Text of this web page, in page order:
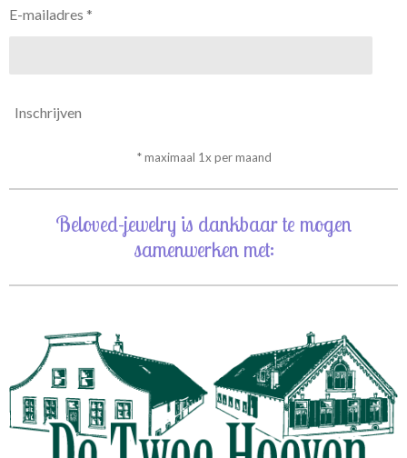
E-mailadres *
Inschrijven
* maximaal 1x per maand
Beloved-jewelry is dankbaar te mogen
samenwerken met: